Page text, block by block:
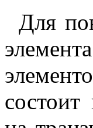
Для
состоит